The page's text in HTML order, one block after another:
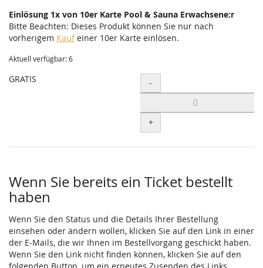
Einlösung 1x von 10er Karte Pool & Sauna Erwachsene:r
Bitte Beachten: Dieses Produkt können Sie nur nach
vorherigem Kaufeiner 10er Karte einlösen.
Aktuell verfügbar: 6
GRATIS Menge
-
+
Wenn Sie bereits ein Ticket bestellt
haben
Wenn Sie den Status und die Details Ihrer Bestellung
einsehen oder ändern wollen, klicken Sie auf den Link in einer
der E-Mails, die wir Ihnen im Bestellvorgang geschickt haben.
Wenn Sie den Link nicht finden können, klicken Sie auf den
folgenden Button, um ein erneutes Zusenden des Links